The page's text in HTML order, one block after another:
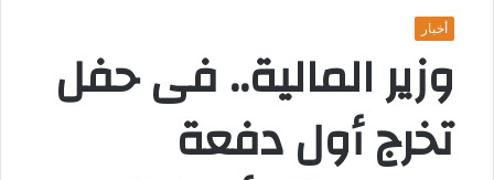
أخبار
وزير المالية.. فى حفل
تخرج أول دفعة